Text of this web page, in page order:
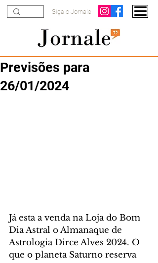
Siga o Jornale
Previsões para
26/01/2024
Já esta a venda na Loja do Bom
Dia Astral o Almanaque de
Astrologia Dirce Alves 2024. O
que o planeta Saturno reserva